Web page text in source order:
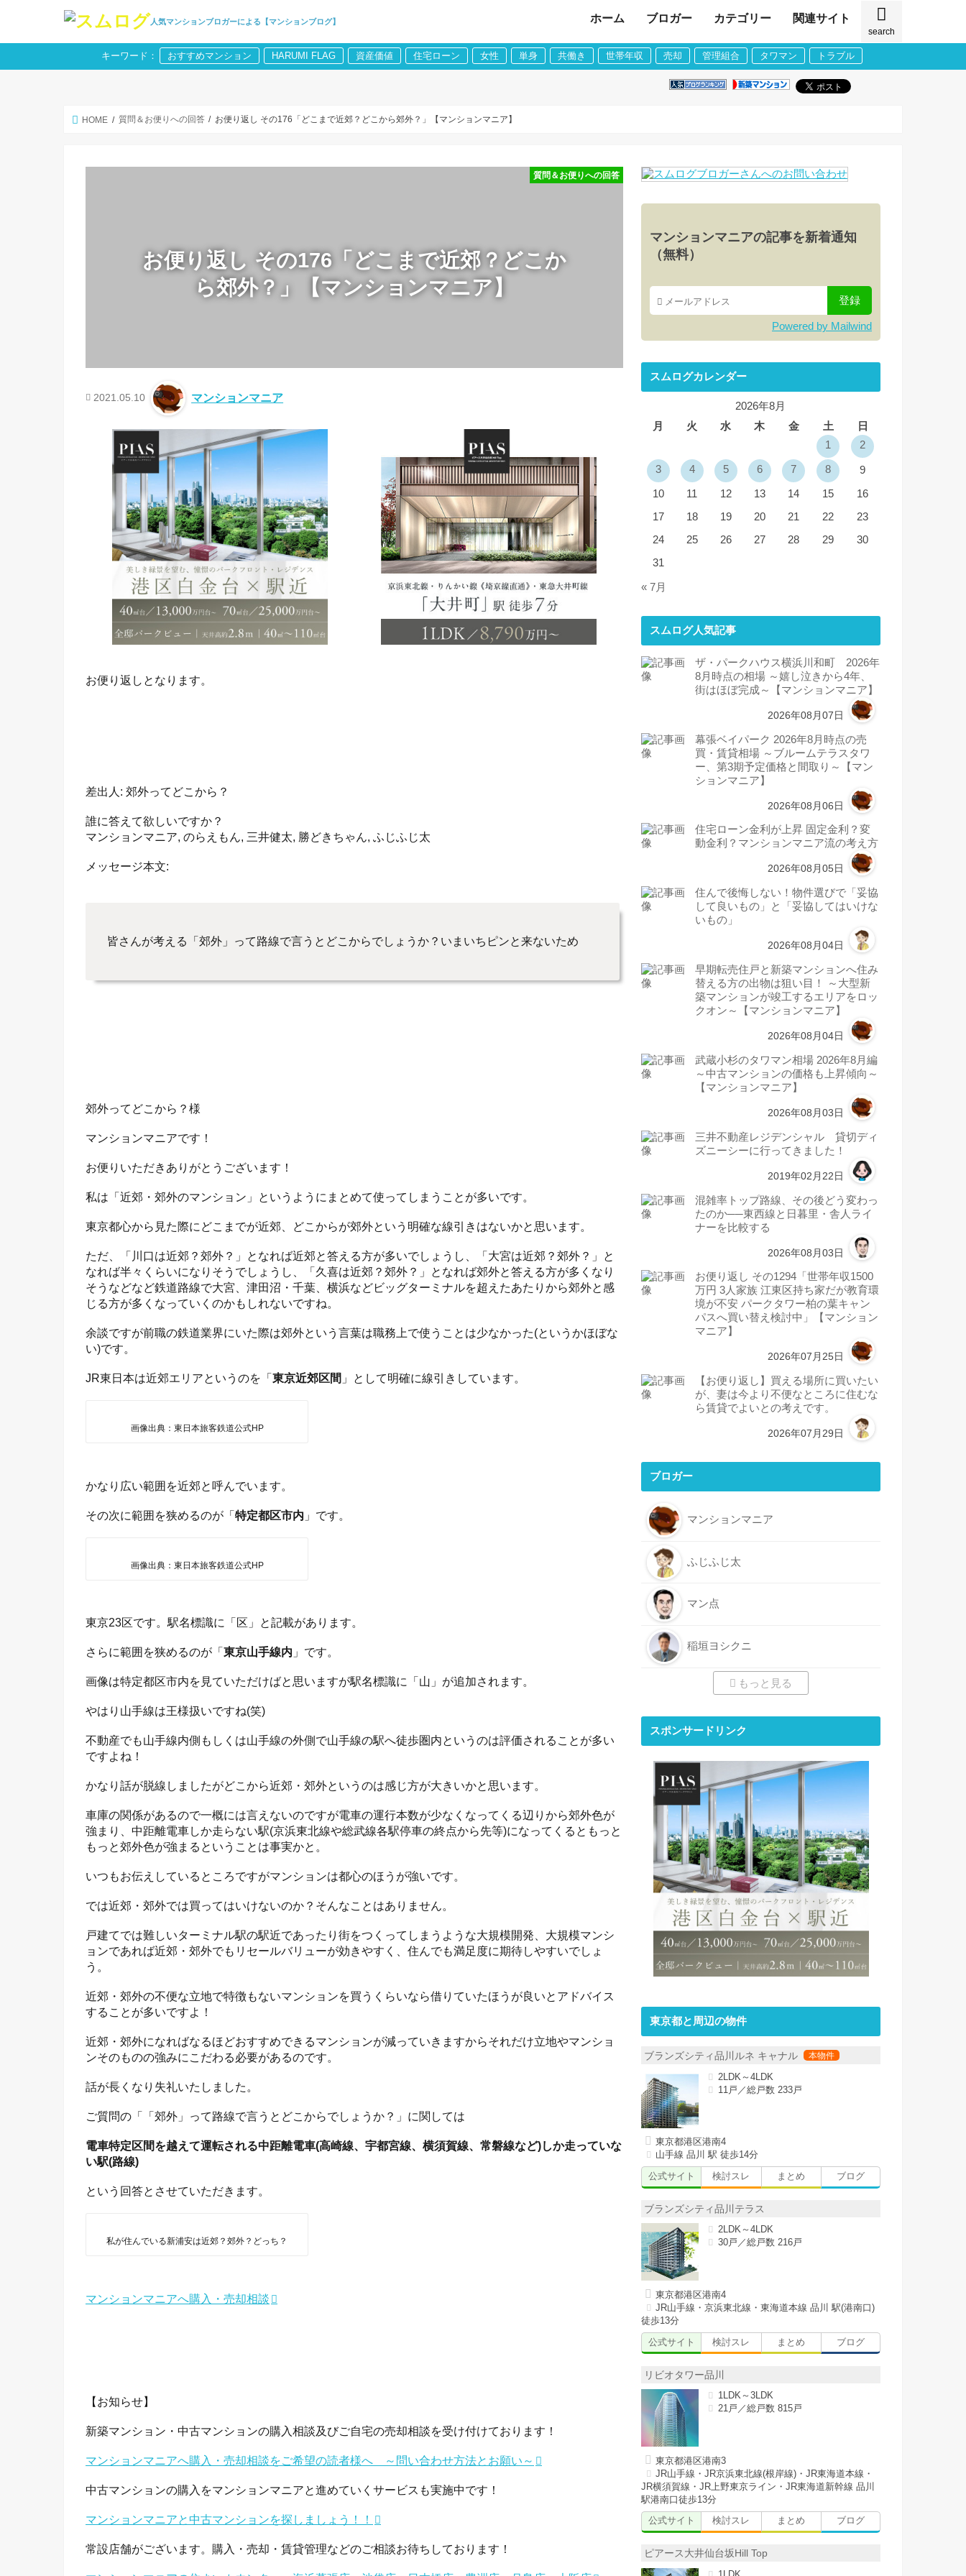
人気マンションブロガーによる【マンションブログ】
search
ホーム ブロガー カテゴリー 関連サイト
キーワード： おすすめマンション HARUMI FLAG 資産価値 住宅ローン 女性 単身 共働き 世帯年収 売却 管理組合 タワマン トラブル
HOME 質問＆お便りへの回答 お便り返し その176「どこまで近郊？どこから郊外？」【マンションマニア】
お便り返し その176「どこまで近郊？どこか
ら郊外？」【マンションマニア】
質問＆お便りへの回答
2021.05.10 マンションマニア
お便り返しとなります。
差出人: 郊外ってどこから？
誰に答えて欲しいですか？
マンションマニア, のらえもん, 三井健太, 勝どきちゃん, ふじふじ太
メッセージ本文:
皆さんが考える「郊外」って路線で言うとどこからでしょうか？いまいちピンと来ないため
郊外ってどこから？様
マンションマニアです！
お便りいただきありがとうございます！
私は「近郊・郊外のマンション」というようにまとめて使ってしまうことが多いです。
東京都心から見た際にどこまでが近郊、どこからが郊外という明確な線引きはないかと思います。
ただ、「川口は近郊？郊外？」となれば近郊と答える方が多いでしょうし、「大宮は近郊？郊外？」と
なれば半々くらいになりそうでしょうし、「久喜は近郊？郊外？」となれば郊外と答える方が多くなり
そうなどなど鉄道路線で大宮、津田沼・千葉、横浜などビッグターミナルを超えたあたりから郊外と感
じる方が多くなっていくのかもしれないですね。
余談ですが前職の鉄道業界にいた際は郊外という言葉は職務上で使うことは少なかった(というかほぼな
い)です。
JR東日本は近郊エリアというのを「東京近郊区間 」として明確に線引きしています。
画像出典：東日本旅客鉄道公式HP
かなり広い範囲を近郊と呼んでいます。
その次に範囲を狭めるのが「特定都区市内 」です。
画像出典：東日本旅客鉄道公式HP
東京23区です。駅名標識に「区」と記載があります。
さらに範囲を狭めるのが「東京山手線内 」です。
画像は特定都区市内を見ていただけばと思いますが駅名標識に「山」が追加されます。
やはり山手線は王様扱いですね(笑)
不動産でも山手線内側もしくは山手線の外側で山手線の駅へ徒歩圏内というのは評価されることが多い
ですよね！
かなり話が脱線しましたがどこから近郊・郊外というのは感じ方が大きいかと思います。
車庫の関係があるので一概には言えないのですが電車の運行本数が少なくなってくる辺りから郊外色が
強まり、中距離電車しか走らない駅(京浜東北線や総武線各駅停車の終点から先等)になってくるともっと
もっと郊外色が強まるということは事実かと。
いつもお伝えしているところですがマンションは都心のほうが強いです。
では近郊・郊外では買ってはいけないのか？そんなことはありません。
戸建てでは難しいターミナル駅の駅近であったり街をつくってしまうような大規模開発、大規模マンシ
ョンであれば近郊・郊外でもリセールバリューが効きやすく、住んでも満足度に期待しやすいでしょ
う。
近郊・郊外の不便な立地で特徴もないマンションを買うくらいなら借りていたほうが良いとアドバイス
することが多いですよ！
近郊・郊外になればなるほどおすすめできるマンションが減っていきますからそれだけ立地やマンショ
ンそのものの強みにこだわる必要があるのです。
話が長くなり失礼いたしました。
ご質問の「「郊外」って路線で言うとどこからでしょうか？」に関しては
電車特定区間を越えて運転される中距離電車(高崎線、宇都宮線、横須賀線、常磐線など)しか走っていな
い駅(路線)
という回答とさせていただきます。
私が住んでいる新浦安は近郊？郊外？どっち？
マンションマニアへ購入・売却相談
【お知らせ】
新築マンション・中古マンションの購入相談及びご自宅の売却相談を受け付けております！
マンションマニアへ購入・売却相談をご希望の読者様へ ～問い合わせ方法とお願い～
中古マンションの購入をマンションマニアと進めていくサービスも実施中です！
マンションマニアと中古マンションを探しましょう！！
常設店舗がございます。購入・売却・賃貸管理などのご相談お待ちしております！
マンションマニアの記事を新着通知
（無料）
Powered by Mailwind
スムログカレンダー
2026年8月
月
火 水 木 金 土
日
1
2
3 4 5 6 7 8 9
10 11 12 13 14 15
16
17
18 19 20 21 22
23
24
25 26 27 28 29
30
31
« 7月
スムログ人気記事
ザ・パークハウス横浜川和町 2026年
8月時点の相場 ～嬉し泣きから4年、
街はほぼ完成～【マンションマニア】
2026年08月07日
幕張ベイパーク 2026年8月時点の売
買・賃貸相場 ～ブルームテラスタワ
ー、第3期予定価格と間取り～【マン
ションマニア】
2026年08月06日
住宅ローン金利が上昇 固定金利？変
動金利？マンションマニア流の考え方
2026年08月05日
住んで後悔しない！物件選びで「妥協
して良いもの」と「妥協してはいけな
いもの」
2026年08月04日
早期転売住戸と新築マンションへ住み
替える方の出物は狙い目！ ～大型新
築マンションが竣工するエリアをロッ
クオン～【マンションマニア】
2026年08月04日
武蔵小杉のタワマン相場 2026年8月編
～中古マンションの価格も上昇傾向～
【マンションマニア】
2026年08月03日
三井不動産レジデンシャル 貸切ディ
ズニーシーに行ってきました！
2019年02月22日
混雑率トップ路線、その後どう変わっ
たのか──東西線と日暮里・舎人ライ
ナーを比較する
2026年08月03日
お便り返し その1294「世帯年収1500
万円 3人家族 江東区持ち家だが教育環
境が不安 パークタワー柏の葉キャン
パスへ買い替え検討中」【マンション
マニア】
2026年07月25日
【お便り返し】買える場所に買いたい
が、妻は今より不便なところに住むな
ら賃貸でよいとの考えです。
2026年07月29日
ブロガー
マンションマニア
ふじふじ太
マン点
稲垣ヨシクニ
もっと見る
スポンサードリンク
東京都と周辺の物件
ブランズシティ品川ルネ キャナル
2LDK～4LDK
11戸／総戸数 233戸
東京都港区港南4
山手線 品川 駅 徒歩14分
公式サイト
検討スレ まとめ ブログ
ブランズシティ品川テラス
2LDK～4LDK
30戸／総戸数 216戸
東京都港区港南4
JR山手線・京浜東北線・東海道本線 品川 駅(港南口)
徒歩13分
公式サイト
検討スレ まとめ ブログ
リビオタワー品川
1LDK～3LDK
21戸／総戸数 815戸
東京都港区港南3
JR山手線・JR京浜東北線(根岸線)・JR東海道本線・
JR横須賀線・JR上野東京ライン・JR東海道新幹線 品川
駅港南口徒歩13分
公式サイト
検討スレ まとめ ブログ
ピアース大井仙台坂Hill Top